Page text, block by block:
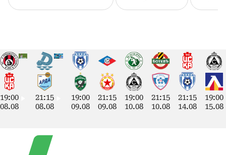
19:00
08.08
21:15
08.08
19:00
09.08
21:15
09.08
19:00
10.08
21:15
10.08
21:15
14.08
19:00
15.08